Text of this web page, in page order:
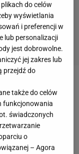
gry. Virgil
się na
I choć
odbiła się od
Jordana
do celów
wyświetlania
i preferencji w
lub personalizacji
jest dobrowolne.
jej zakres lub
przejdź do
także do celów
funkcjonowania
świadczonych
o
– Agora